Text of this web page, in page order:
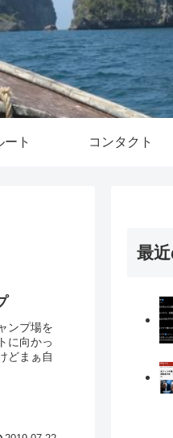
ト コンタクト
ンプ場を
に向かっ
どまぁ自
最